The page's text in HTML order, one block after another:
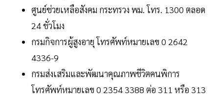
ศูนย์ช่วยเหลือสังคม กระทรวง พม. โทร. 1300 ตลอด
24 ชั่วโมง
กรมกิจการผู้สูงอายุ โทรศัพท์หมายเลข 0 2642
4336-9
กรมส่งเสริมและพัฒนาคุณภาพชีวิตคนพิการ
โทรศัพท์หมายเลข 0 2354 3388 ต่อ 311 หรือ 313